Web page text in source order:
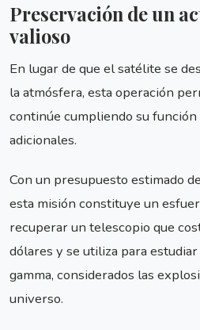
Preservación de un
valioso
En lugar de que el satélite se
la atmósfera, esta operación
continúe cumpliendo su función
adicionales.
Con un presupuesto estimado
esta misión constituye un
recuperar un telescopio que
dólares y se utiliza para
gamma, considerados las
universo.